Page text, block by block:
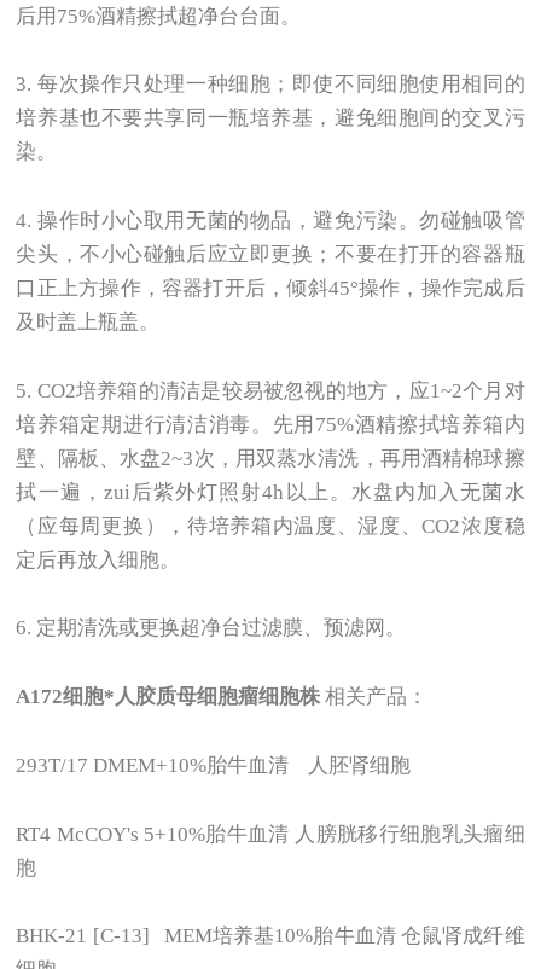
后用75%酒精擦拭超净台台面。
3.每次操作只处理一种细胞；即使不同细胞使用相同的
培养基也不要共享同一瓶培养基，避免细胞间的交叉污
染。
4.操作时小心取用无菌的物品，避免污染。勿碰触吸管
尖头，不小心碰触后应立即更换；不要在打开的容器瓶
口正上方操作，容器打开后，倾斜45°操作，操作完成后
及时盖上瓶盖。
5. CO2培养箱的清洁是较易被忽视的地方，应1~2个月对
培养箱定期进行清洁消毒。先用75%酒精擦拭培养箱内
壁、隔板、水盘2~3次，用双蒸水清洗，再用酒精棉球擦
拭一遍，zui后紫外灯照射4h以上。水盘内加入无菌水
（应每周更换），待培养箱内温度、湿度、CO2浓度稳
定后再放入细胞。
6. 定期清洗或更换超净台过滤膜、预滤网。
A172细胞*人胶质母细胞瘤细胞株相关产品：
293T/17 DMEM+10%胎牛血清 人胚肾细胞
RT4 McCOY's 5+10%胎牛血清 人膀胱移行细胞乳头瘤细
胞
BHK-21 [C-13] MEM培养基10%胎牛血清 仓鼠肾成纤维